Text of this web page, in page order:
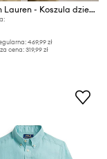
Polo Ralph Lauren - Koszula dziecięca 134-158 cm 352713545001
469,99 zł
cena:319,99 zł